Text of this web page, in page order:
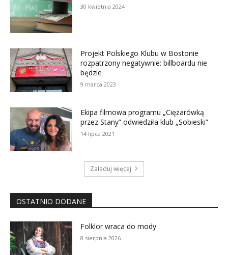
30 kwietnia 2024
Projekt Polskiego Klubu w Bostonie
rozpatrzony negatywnie: billboardu nie
będzie
9 marca 2023
Ekipa filmowa programu „Ciężarówką
przez Stany” odwiedziła klub „Sobieski”
14 lipca 2021
Załaduj więcej
OSTATNIO DODANE
Folklor wraca do mody
8 sierpnia 2026